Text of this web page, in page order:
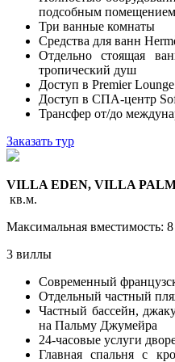
подсобным помещением
Три ванные комнаты
Средства для ванн
Отдельно стоящая
тропический душ
Доступ в Premier Lounge
Доступ в СПА-центр
Трансфер от/до
Заказать тур
VILLA EDEN, VILLA
кв.м.
Максимальная вместимость:
3 виллы
Современный
Отдельный частный
Частный бассейн,
на Пальму Джумейра
24-часовые услуги
Главная спальня с